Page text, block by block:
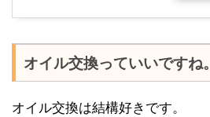
オイル交換っていいですね。
オイル交換は結構好きです。